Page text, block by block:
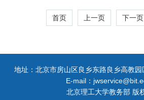
首页 上一页 下一页
地址：北京市房山区良乡东路良乡高教
E-mail：
北京理工大学教务部 版